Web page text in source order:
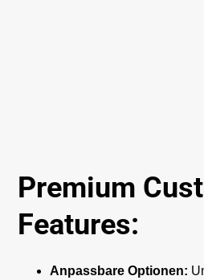
Premium
Features:
Anpassbare Optionen: